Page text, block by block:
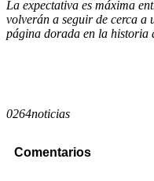
La expectativa es máxima
volverán a seguir de cerca a
página dorada en la historia
0264noticias
Comentarios